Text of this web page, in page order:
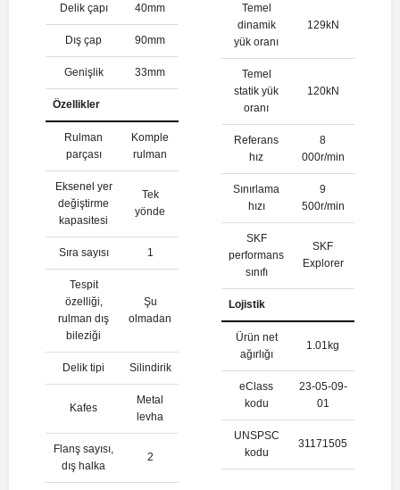
Delik çapı 40mm
Dış çap 90mm
Genişlik 33mm
Özellikler
Rulman
parçası
Komple
rulman
Eksenel yer
değiştirme
kapasitesi
Tek
yönde
Sıra sayısı 1
Tespit
özelliği,
rulman dış
bileziği
Şu
olmadan
Delik tipi Silindirik
Kafes
Metal
levha
Flanş sayısı,
dış halka
2
Temel
dinamik
yük oranı
129kN
Temel
statik yük
oranı
120kN
Referans
hız
8
000r/min
Sınırlama
hızı
9
500r/min
SKF
performans
sınıfı
SKF
Explorer
Lojistik
Ürün net
ağırlığı
1.01kg
eClass
kodu
23-05-09-
01
UNSPSC
kodu
31171505